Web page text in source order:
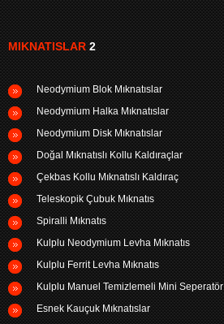
MIKNATISLAR2
Neodymium Blok Mıknatıslar
Neodymium Halka Mıknatıslar
Neodymium Disk Mıknatıslar
Doğal Mıknatıslı Kollu Kaldıraçlar
Çekbas Kollu Mıknatıslı Kaldıraç
Teleskopik Çubuk Mıknatıs
Spiralli Mıknatıs
Kulplu Neodymium Levha Mıknatıs
Kulplu Ferrit Levha Mıknatıs
Kulplu Manuel Temizlemeli Mini Seperatör
Esnek Kauçuk Mıknatıslar